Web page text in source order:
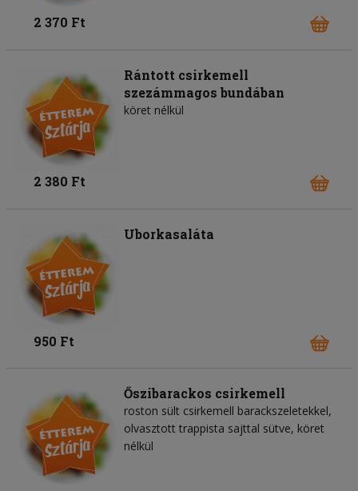
2 370 Ft
Rántott csirkemell
szezámmagos bundában
köret nélkül
2 380 Ft
Uborkasaláta
950 Ft
Őszibarackos csirkemell
roston sült csirkemell barackszeletekkel,
olvasztott trappista sajttal sütve, köret
nélkül